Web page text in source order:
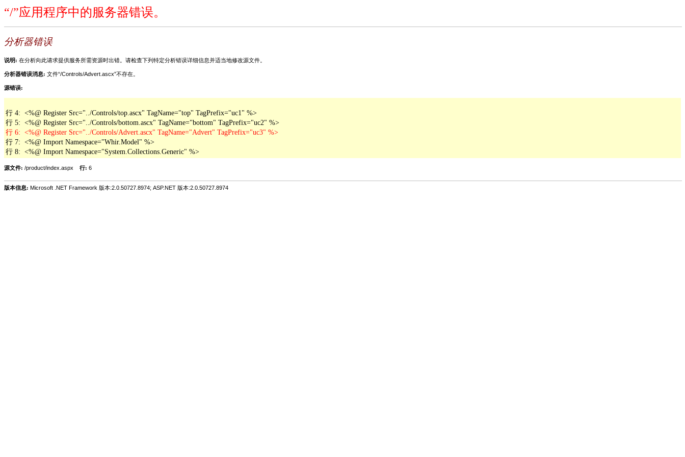
“/”应用程序中的服务器错误。
分析器错误
说明: 在分析向此请求提供服务所需资源时出错。请检查下列特定分析错误详细信息并适当地修改源文件。
分析器错误消息: 文件“/Controls/Advert.ascx”不存在。
源错误:
行 4:  <%@ Register Src="../Controls/top.ascx" TagName="top" TagPrefix="uc1" %>
行 7:  <%@ Import Namespace="Whir.Model" %>
行 8:  <%@ Import Namespace="System.Collections.Generic" %>
源文件: /product/index.aspx 行: 6
版本信息: Microsoft .NET Framework 版本:2.0.50727.8974; ASP.NET 版本:2.0.50727.8974